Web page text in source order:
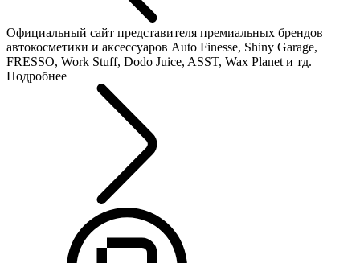
Официальный сайт представителя премиальных брендов
автокосметики и аксессуаров Auto Finesse, Shiny Garage,
FRESSO, Work Stuff, Dodo Juice, ASST, Wax Planet и тд.
Подробнее